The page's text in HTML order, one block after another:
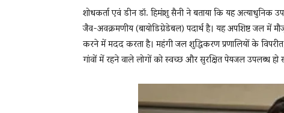
शोधकर्ता एवं डीन डॉ. हिमांशु सैनी ने बताया कि यह
जैव-अवक्रमणीय (बायोडिग्रेडेबल) पदार्थ है। यह अपशिष्ट जल में
करने में मदद करता है। महंगी जल शुद्धिकरण प्रणालियों के
गांवों में रहने वाले लोगों को स्वच्छ और सुरक्षित पेयजल उपलब्ध हो